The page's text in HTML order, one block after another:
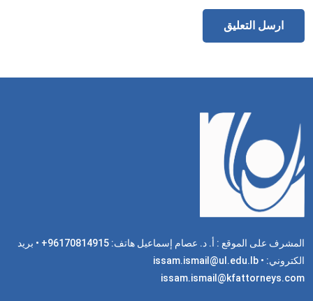
المشرف على الموقع : أ. د. عصام إسماعيل هاتف: 96170814915+ • بريد
الكتروني: issam.ismail@ul.edu.lb •
issam.ismail@kfattorneys.com